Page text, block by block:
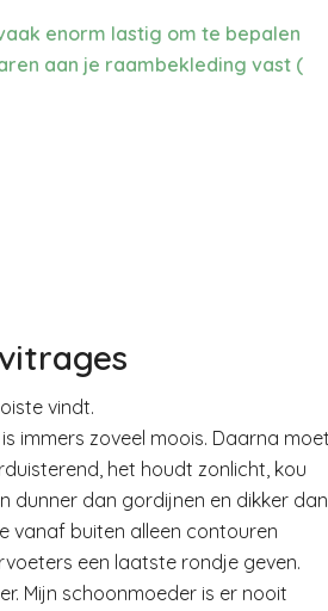
enorm lastig om te bepalen
aan je raambekleding vast (
vindt.
immers zoveel moois. Daarna
het houdt zonlicht, kou
dunner dan gordijnen en dikker dan
vanaf buiten alleen contouren
een laatste rondje geven.
Mijn schoonmoeder is er nooit